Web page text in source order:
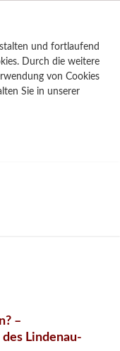
und fortlaufend
Durch die weitere
von Cookies
Sie in unserer
–
Lindenau-